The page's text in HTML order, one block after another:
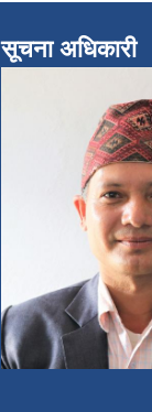
सूचना अधिकारी